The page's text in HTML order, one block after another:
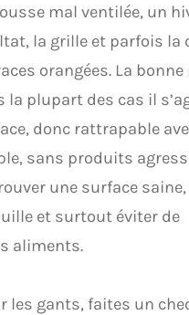
mal ventilée, un
la grille et parfois la
orangées. La bonne
la plupart des cas il
donc rattrapable
sans produits
une surface
et surtout éviter de
aliments.
les gants, faites un